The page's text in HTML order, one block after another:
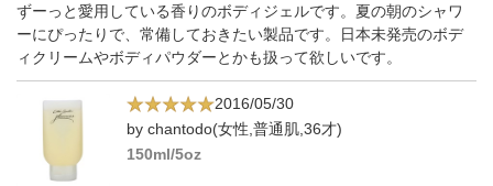
ずーっと愛用している香りのボディジェルです。夏の朝のシャワ
ーにぴったりで、常備しておきたい製品です。日本未発売のボデ
ィクリームやボディパウダーとかも扱って欲しいです。
2016/05/30
by chantodo(女性,普通肌,36才)
150ml/5oz